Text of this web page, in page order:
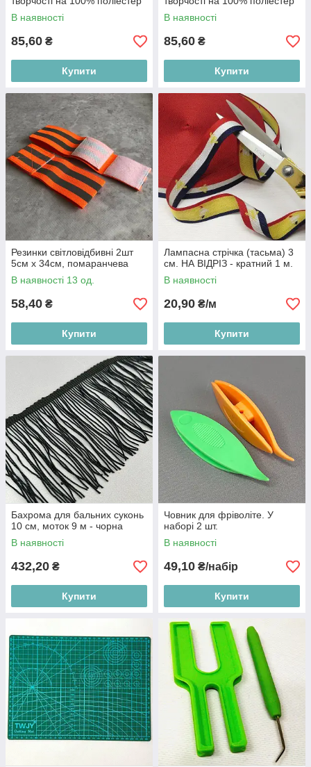
В наявності
85,60 ₴
Купити
В наявності
85,60 ₴
Купити
Резинки світловідбивні 2шт
5см х 34см, помаранчева
В наявності 13 од.
58,40 ₴
Купити
Лампасна стрічка (тасьма) 3
см. НА ВІДРІЗ - кратний 1 м.
В наявності
20,90 ₴/м
Купити
Бахрома для бальних суконь
10 см, моток 9 м - чорна
В наявності
432,20 ₴
Купити
Човник для фріволіте. У
наборі 2 шт.
В наявності
49,10 ₴/набір
Купити